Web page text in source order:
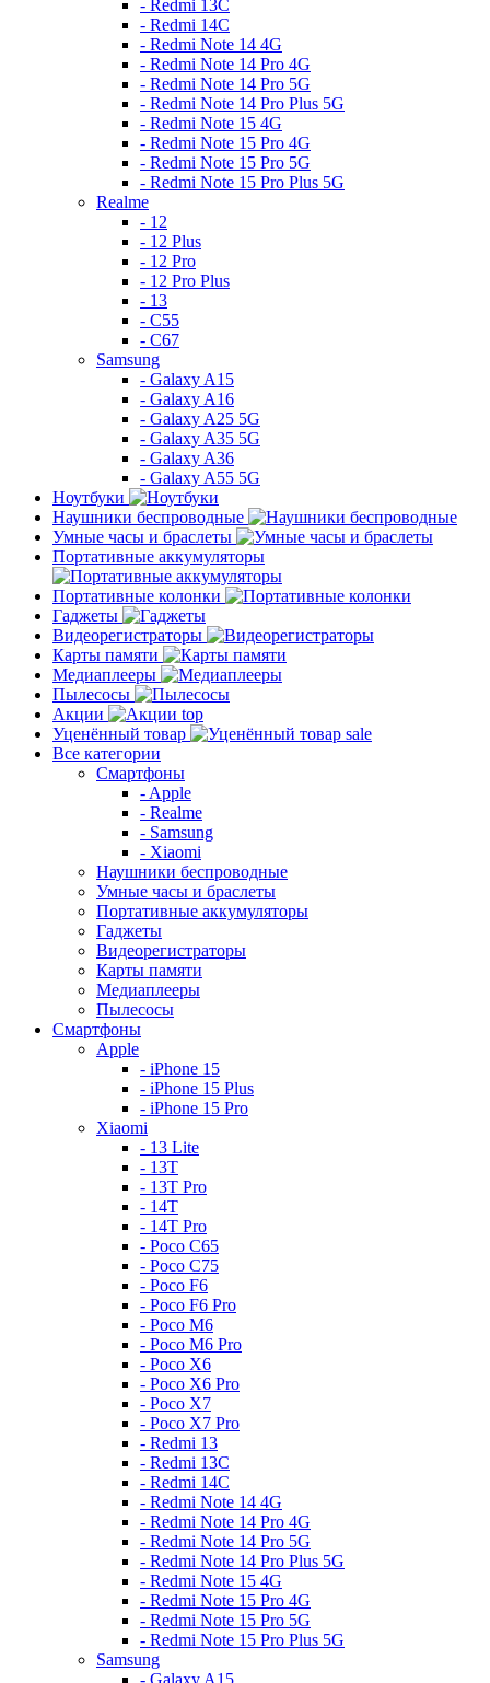
- Redmi 13C
- Redmi 14C
- Redmi Note 14 4G
- Redmi Note 14 Pro 4G
- Redmi Note 14 Pro 5G
- Redmi Note 14 Pro Plus 5G
- Redmi Note 15 4G
- Redmi Note 15 Pro 4G
- Redmi Note 15 Pro 5G
- Redmi Note 15 Pro Plus 5G
Realme
- 12
- 12 Plus
- 12 Pro
- 12 Pro Plus
- 13
- C55
- C67
Samsung
- Galaxy A15
- Galaxy A16
- Galaxy A25 5G
- Galaxy A35 5G
- Galaxy A36
- Galaxy A55 5G
Ноутбуки
Наушники беспроводные
Умные часы и браслеты
Портативные аккумуляторы
Портативные колонки
Гаджеты
Видеорегистраторы
Карты памяти
Медиаплееры
Пылесосы
Акции
top
Уценённый товар
sale
Все категории
Смартфоны
- Apple
- Realme
- Samsung
- Xiaomi
Наушники беспроводные
Умные часы и браслеты
Портативные аккумуляторы
Гаджеты
Видеорегистраторы
Карты памяти
Медиаплееры
Пылесосы
Смартфоны
Apple
- iPhone 15
- iPhone 15 Plus
- iPhone 15 Pro
Xiaomi
- 13 Lite
- 13T
- 13T Pro
- 14T
- 14T Pro
- Poco C65
- Poco C75
- Poco F6
- Poco F6 Pro
- Poco M6
- Poco M6 Pro
- Poco X6
- Poco X6 Pro
- Poco X7
- Poco X7 Pro
- Redmi 13
- Redmi 13C
- Redmi 14C
- Redmi Note 14 4G
- Redmi Note 14 Pro 4G
- Redmi Note 14 Pro 5G
- Redmi Note 14 Pro Plus 5G
- Redmi Note 15 4G
- Redmi Note 15 Pro 4G
- Redmi Note 15 Pro 5G
- Redmi Note 15 Pro Plus 5G
Samsung
- Galaxy A15